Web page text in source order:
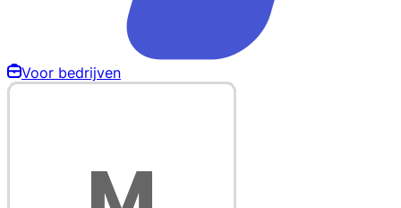
Voor bedrijven